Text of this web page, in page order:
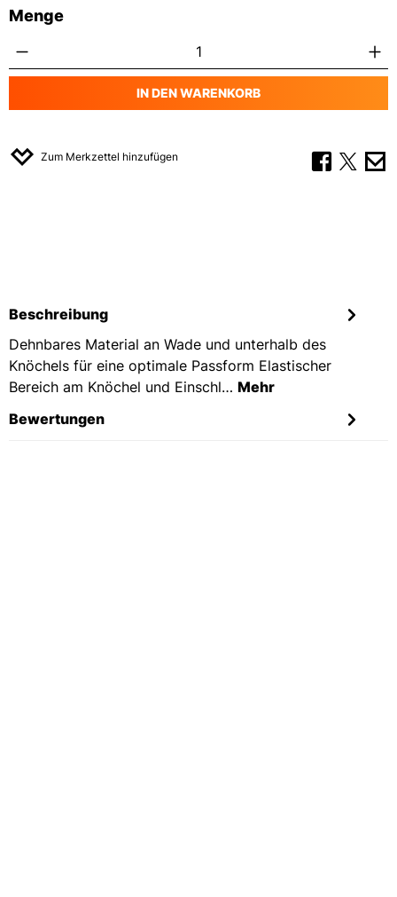
Menge
Produkt Anzahl: Gib den gewünschten
IN DEN WARENKORB
Zum Merkzettel hinzufügen
Beschreibung
Dehnbares Material an Wade und unterhalb des
Knöchels für eine optimale Passform Elastischer
Bereich am Knöchel und Einschl… Mehr
Bewertungen